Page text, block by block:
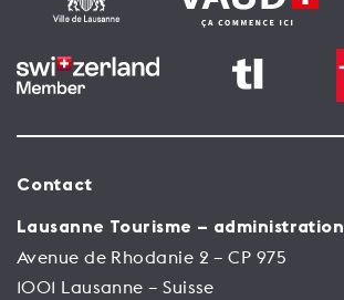
Contact
Lausanne Tourisme – administration
Avenue de Rhodanie 2 – CP 975
1001 Lausanne – Suisse